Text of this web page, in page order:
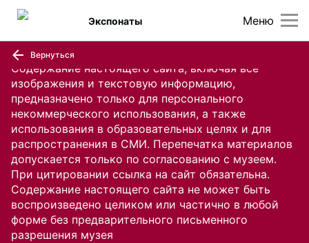
Содержание настоящего сайта, включая все
изображения и текстовую информацию,
предназначено только для персонального
некоммерческого использования, а также
использования в образовательных целях и для
распространения в СМИ. Перепечатка материалов
допускается только по согласованию с музеем.
При цитировании ссылка на сайт обязательна.
Содержание настоящего сайта не может быть
воспроизведено целиком или частично в любой
форме без предварительного письменного
разрешения музея
Меню
Экспонаты
Вернуться